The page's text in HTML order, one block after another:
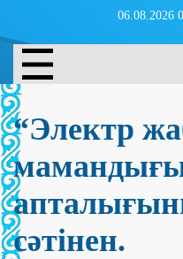
06.08.2026
“Электр
сәтінен.